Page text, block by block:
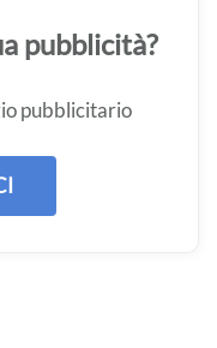
pubblicità?
pubblicitario